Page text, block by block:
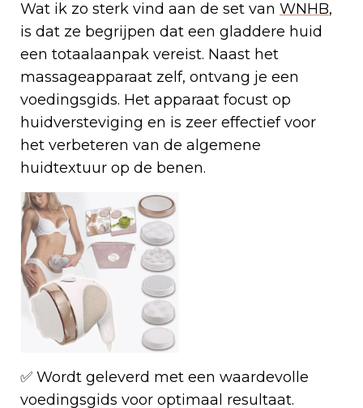
Wat ik zo sterk vind aan de set van WNHB,
is dat ze begrijpen dat een gladdere huid
een totaalaanpak vereist. Naast het
massageapparaat zelf, ontvang je een
voedingsgids. Het apparaat focust op
huidversteviging en is zeer effectief voor
het verbeteren van de algemene
huidtextuur op de benen.
✅ Wordt geleverd met een waardevolle
voedingsgids voor optimaal resultaat.